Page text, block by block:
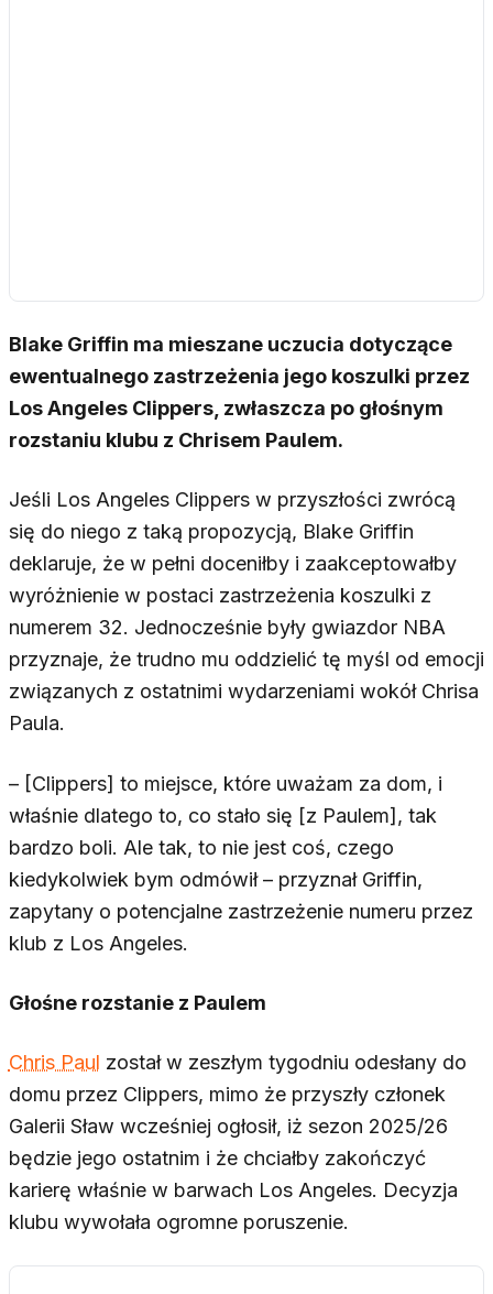
Blake Griffin ma mieszane uczucia dotyczące
ewentualnego zastrzeżenia jego koszulki przez
Los Angeles Clippers, zwłaszcza po głośnym
rozstaniu klubu z Chrisem Paulem.
Jeśli Los Angeles Clippers w przyszłości zwrócą
się do niego z taką propozycją, Blake Griffin
deklaruje, że w pełni doceniłby i zaakceptowałby
wyróżnienie w postaci zastrzeżenia koszulki z
numerem 32. Jednocześnie były gwiazdor NBA
przyznaje, że trudno mu oddzielić tę myśl od emocji
związanych z ostatnimi wydarzeniami wokół Chrisa
Paula.
– [Clippers] to miejsce, które uważam za dom, i
właśnie dlatego to, co stało się [z Paulem], tak
bardzo boli. Ale tak, to nie jest coś, czego
kiedykolwiek bym odmówił – przyznał Griffin,
zapytany o potencjalne zastrzeżenie numeru przez
klub z Los Angeles.
Głośne rozstanie z Paulem
Chris Paul został w zeszłym tygodniu odesłany do
domu przez Clippers, mimo że przyszły członek
Galerii Sław wcześniej ogłosił, iż sezon 2025/26
będzie jego ostatnim i że chciałby zakończyć
karierę właśnie w barwach Los Angeles. Decyzja
klubu wywołała ogromne poruszenie.